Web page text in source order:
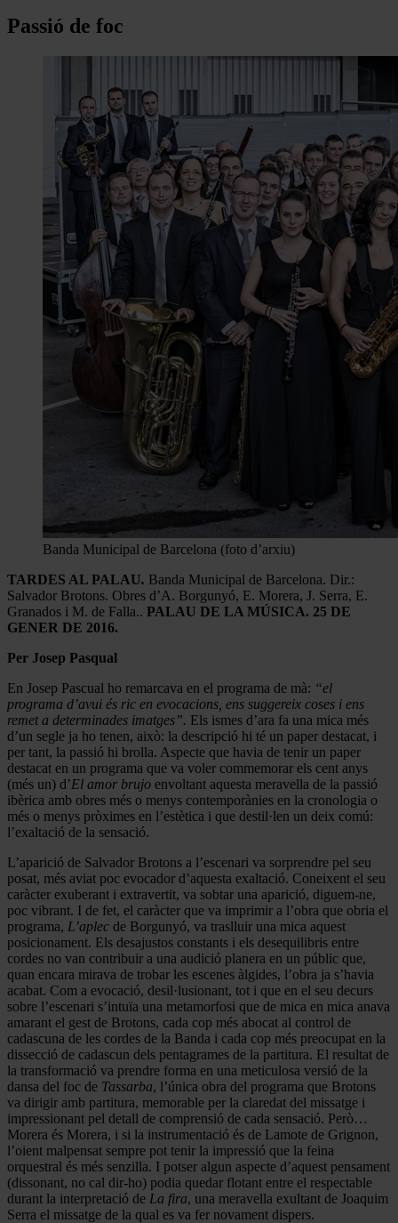
Passió de foc
Banda Municipal de Barcelona (foto d’arxiu)
TARDES AL PALAU. Banda Municipal de Barcelona. Dir.:
Salvador Brotons. Obres d’A. Borgunyó, E. Morera, J. Serra, E.
Granados i M. de Falla.. PALAU DE LA MÚSICA. 25 DE
GENER DE 2016.
Per Josep Pasqual
En Josep Pascual ho remarcava en el programa de mà: “el
programa d’avui és ric en evocacions, ens suggereix coses i ens
remet a determinades imatges”. Els ismes d’ara fa una mica més
d’un segle ja ho tenen, això: la descripció hi té un paper destacat, i
per tant, la passió hi brolla. Aspecte que havia de tenir un paper
destacat en un programa que va voler commemorar els cent anys
(més un) d’El amor brujo envoltant aquesta meravella de la passió
ibèrica amb obres més o menys contemporànies en la cronologia o
més o menys pròximes en l’estètica i que destil·len un deix comú:
l’exaltació de la sensació.
L’aparició de Salvador Brotons a l’escenari va sorprendre pel seu
posat, més aviat poc evocador d’aquesta exaltació. Coneixent el seu
caràcter exuberant i extravertit, va sobtar una aparició, diguem-ne,
poc vibrant. I de fet, el caràcter que va imprimir a l’obra que obria el
programa, L’aplec de Borgunyó, va traslluir una mica aquest
posicionament. Els desajustos constants i els desequilibris entre
cordes no van contribuir a una audició planera en un públic que,
quan encara mirava de trobar les escenes àlgides, l’obra ja s’havia
acabat. Com a evocació, desil·lusionant, tot i que en el seu decurs
sobre l’escenari s’intuïa una metamorfosi que de mica en mica anava
amarant el gest de Brotons, cada cop més abocat al control de
cadascuna de les cordes de la Banda i cada cop més preocupat en la
dissecció de cadascun dels pentagrames de la partitura. El resultat de
la transformació va prendre forma en una meticulosa versió de la
dansa del foc de Tassarba, l’única obra del programa que Brotons
va dirigir amb partitura, memorable per la claredat del missatge i
impressionant pel detall de comprensió de cada sensació. Però…
Morera és Morera, i si la instrumentació és de Lamote de Grignon,
l’oient malpensat sempre pot tenir la impressió que la feina
orquestral és més senzilla. I potser algun aspecte d’aquest pensament
(dissonant, no cal dir-ho) podia quedar flotant entre el respectable
durant la interpretació de La fira, una meravella exultant de Joaquim
Serra el missatge de la qual es va fer novament dispers.